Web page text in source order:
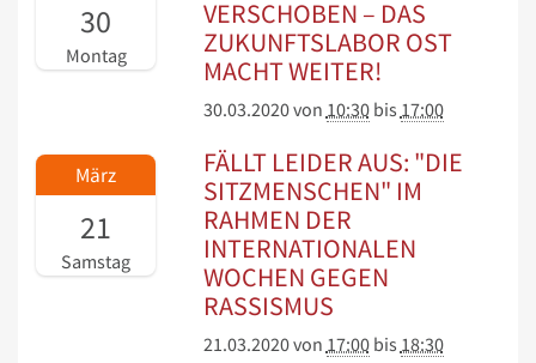
30
Montag
VERSCHOBEN – DAS
ZUKUNFTSLABOR OST
MACHT WEITER!
30.03.2020von 10:30bis 17:00
März
21
Samstag
FÄLLT LEIDER AUS: "DIE
SITZMENSCHEN" IM
RAHMEN DER
INTERNATIONALEN
WOCHEN GEGEN
RASSISMUS
21.03.2020von 17:00bis 18:30